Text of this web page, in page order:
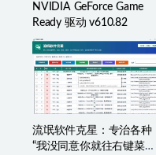
NVIDIA GeForce Game
Ready 驱动 v610.82
流氓软件克星：专治各种
“我没同意你就往右键菜单